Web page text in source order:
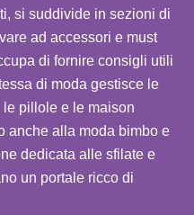
si suddivide in sezioni di
ad accessori e must
di fornire consigli utili
di moda gestisce le
pillole e le maison
anche alla moda bimbo e
dedicata alle sfilate e
un portale ricco di